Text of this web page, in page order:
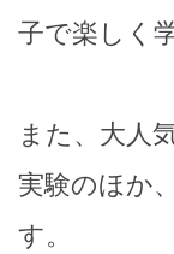
子で楽しく
また、大人
実験のほか
す。